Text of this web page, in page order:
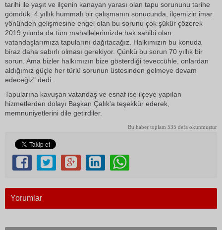
tarihi ile yaşıt ve ilçenin kanayan yarası olan tapu sorununu tarihe
gömdük. 4 yıllık hummalı bir çalışmanın sonucunda, ilçemizin imar
yönünden gelişmesine engel olan bu sorunu çok şükür çözerek
2019 yılında da tüm mahallelerimizde hak sahibi olan
vatandaşlarımıza tapularını dağıtacağız. Halkımızın bu konuda
biraz daha sabırlı olması gerekiyor. Çünkü bu sorun 70 yıllık bir
sorun. Ama bizler halkımızın bize gösterdiği teveccühle, onlardan
aldığımız güçle her türlü sorunun üstesinden gelmeye devam
edeceğiz" dedi.
Tapularına kavuşan vatandaş ve esnaf ise ilçeye yapılan
hizmetlerden dolayı Başkan Çalık'a teşekkür ederek,
memnuniyetlerini dile getirdiler.
Bu haber toplam 535 defa okunmuştur
Yorumlar